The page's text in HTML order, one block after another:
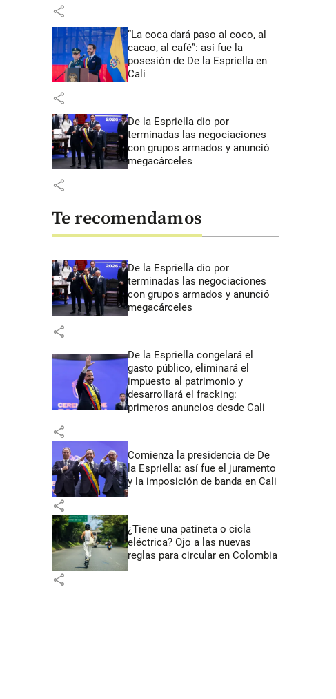
share
“La coca dará paso al coco, al
cacao, al café”: así fue la
posesión de De la Espriella en
Cali
share
De la Espriella dio por
terminadas las negociaciones
con grupos armados y anunció
megacárceles
share
Te recomendamos
De la Espriella dio por
terminadas las negociaciones
con grupos armados y anunció
megacárceles
share
De la Espriella congelará el
gasto público, eliminará el
impuesto al patrimonio y
desarrollará el fracking:
primeros anuncios desde Cali
share
Comienza la presidencia de De
la Espriella: así fue el juramento
y la imposición de banda en Cali
share
¿Tiene una patineta o cicla
eléctrica? Ojo a las nuevas
reglas para circular en Colombia
share